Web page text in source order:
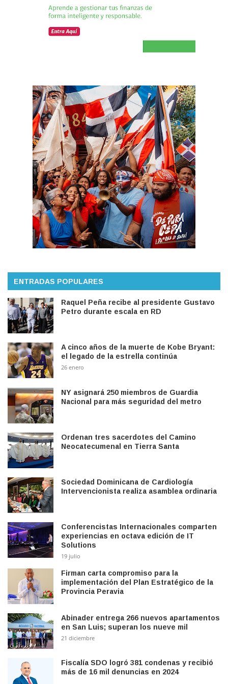
ENTRADAS POPULARES
Raquel Peña recibe al presidente Gustavo
Petro durante escala en RD
A cinco años de la muerte de Kobe Bryant:
el legado de la estrella continúa
26 enero
NY asignará 250 miembros de Guardia
Nacional para más seguridad del metro
Ordenan tres sacerdotes del Camino
Neocatecumenal en Tierra Santa
Sociedad Dominicana de Cardiología
Intervencionista realiza asamblea ordinaria
Conferencistas Internacionales comparten
experiencias en octava edición de IT
Solutions
19 julio
Firman carta compromiso para la
implementación del Plan Estratégico de la
Provincia Peravia
Abinader entrega 266 nuevos apartamentos
en San Luis; superan los nueve mil
21 diciembre
Fiscalía SDO logró 381 condenas y recibió
más de 16 mil denuncias en 2024